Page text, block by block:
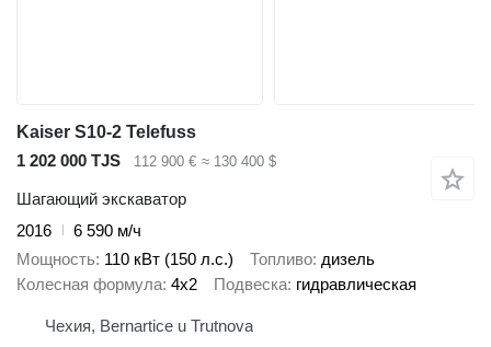
Kaiser S10-2 Telefuss
1 202 000 TJS
112 900 € ≈ 130 400 $
Шагающий экскаватор
2016
6 590 м/ч
Мощность 110 кВт (150 л.с.) Топливо дизель
Колесная формула 4x2 Подвеска гидравлическая
Чехия, Bernartice u Trutnova